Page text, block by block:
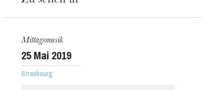
Mittagsmusik
25 Mai 2019
Strasbourg